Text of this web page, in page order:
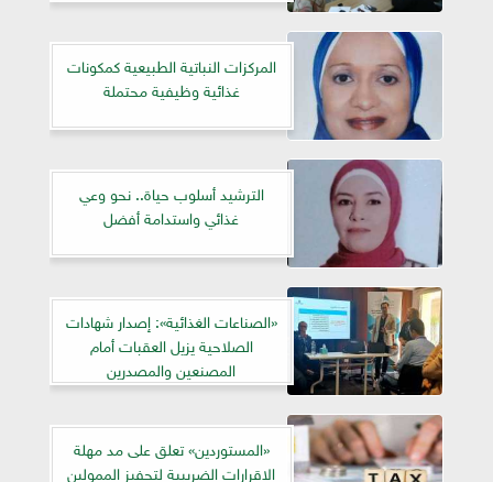
المركزات النباتية الطبيعية كمكونات
غذائية وظيفية محتملة
الترشيد أسلوب حياة.. نحو وعي
غذائي واستدامة أفضل
«الصناعات الغذائية»: إصدار شهادات
الصلاحية يزيل العقبات أمام
المصنعين والمصدرين
«المستوردين» تعلق على مد مهلة
الاقرارات الضريبية لتحفيز الممولين